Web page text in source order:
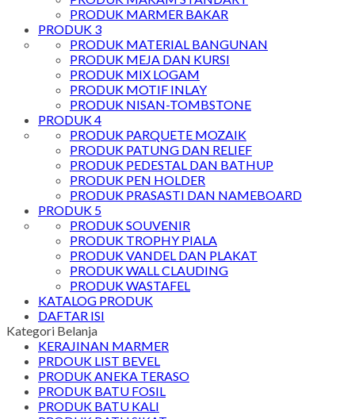
PRODUK MARMER BAKAR
PRODUK 3
PRODUK MATERIAL BANGUNAN
PRODUK MEJA DAN KURSI
PRODUK MIX LOGAM
PRODUK MOTIF INLAY
PRODUK NISAN-TOMBSTONE
PRODUK 4
PRODUK PARQUETE MOZAIK
PRODUK PATUNG DAN RELIEF
PRODUK PEDESTAL DAN BATHUP
PRODUK PEN HOLDER
PRODUK PRASASTI DAN NAMEBOARD
PRODUK 5
PRODUK SOUVENIR
PRODUK TROPHY PIALA
PRODUK VANDEL DAN PLAKAT
PRODUK WALL CLAUDING
PRODUK WASTAFEL
KATALOG PRODUK
DAFTAR ISI
Kategori Belanja
KERAJINAN MARMER
PRDOUK LIST BEVEL
PRODUK ANEKA TERASO
PRODUK BATU FOSIL
PRODUK BATU KALI